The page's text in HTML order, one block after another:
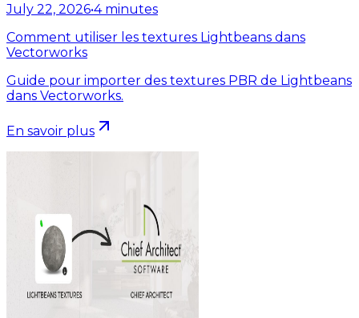
July 22, 2026•4 minutes
Comment utiliser les textures Lightbeans dans
Vectorworks
Guide pour importer des textures PBR de Lightbeans
dans Vectorworks.
En savoir plus